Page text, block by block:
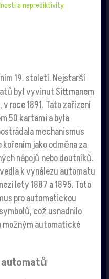
a neprediktivity
19. století. Nejstarší
byl vyvinut Sittmanem
roce 1891. Tato zařízení
50 kartami a byla
mechanismus
jako odměna za
nápojů nebo doutníků.
k vynálezu automatu
lety 1887 a 1895. Toto
pro automatickou
což usnadnilo
automatické